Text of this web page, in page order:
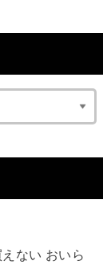
ない おいら